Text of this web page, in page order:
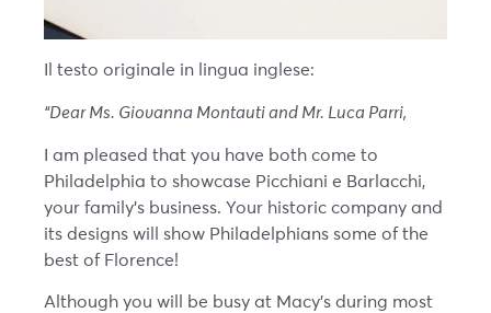
Il testo originale in lingua inglese:
“Dear Ms. Giovanna Montauti and Mr. Luca Parri,
I am pleased that you have both come to
Philadelphia to showcase Picchiani e Barlacchi,
your family’s business. Your historic company and
its designs will show Philadelphians some of the
best of Florence!
Although you will be busy at Macy’s during most